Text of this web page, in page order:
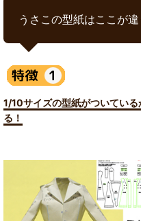
うさこの型紙はここが違
1/10サイズの型紙がついてい
る！